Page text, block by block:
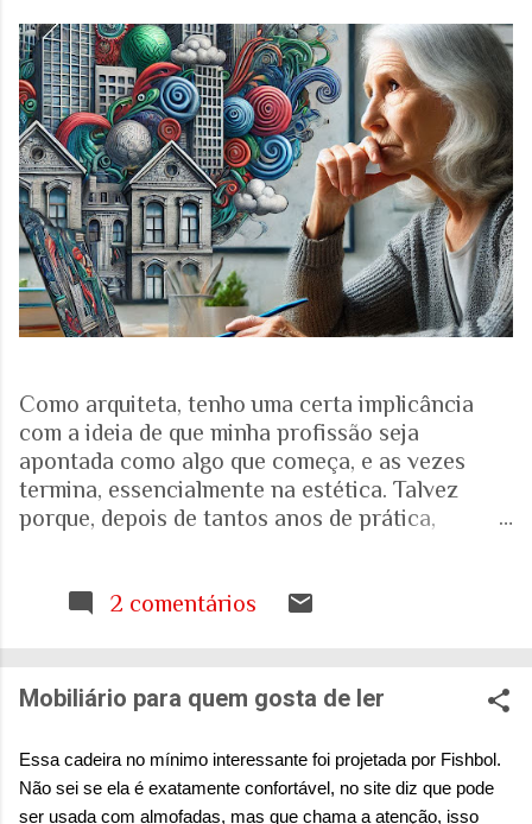
Como arquiteta, tenho uma certa implicância
com a ideia de que minha profissão seja
apontada como algo que começa, e as vezes
termina, essencialmente na estética. Talvez
porque, depois de tantos anos de prática,
cada vez mais evidente para mim que uma porta,
aquilo que aparece nas fotografias dos
projetos. Quando falamos de envelhecimento,
mostra que o Brasil está envelhecendo
rapidamente. Aquela pirâmide etária que
2 comentários
Mobiliário para quem gosta de ler
Essa cadeira no mínimo interessante foi projetada por Fishbol.
Não sei se ela é exatamente confortável, no site diz que pode
ser usada com almofadas, mas que chama a atenção, isso